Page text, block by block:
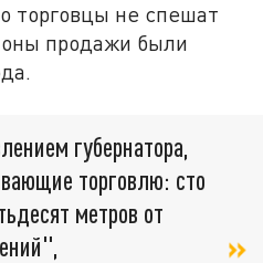
торговцы не спешат
продажи были
губернатора,
торговлю: сто
метров от